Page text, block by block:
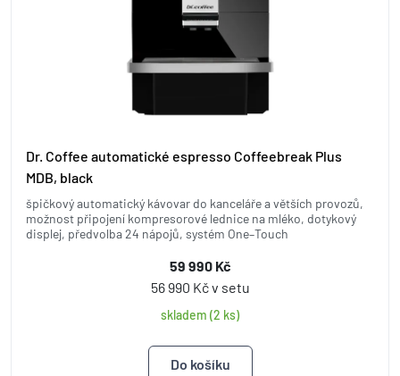
Dr. Coffee automatické espresso Coffeebreak Plus
MDB, black
špičkový automatický kávovar do kanceláře a větších provozů,
možnost připojení kompresorové lednice na mléko, dotykový
displej, předvolba 24 nápojů, systém One–Touch
59 990 Kč
56 990 Kč v setu
skladem (2 ks)